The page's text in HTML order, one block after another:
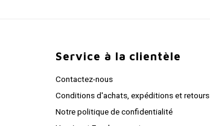
Service à la clientèle
Contactez-nous
Conditions d'achats, expéditions et retours
Notre politique de confidentialité